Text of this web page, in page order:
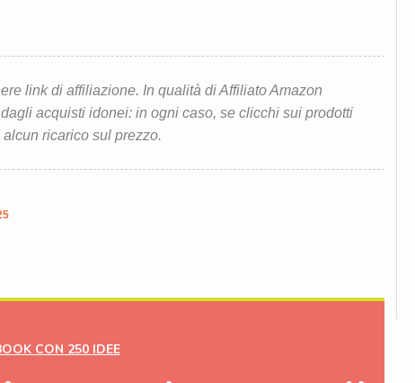
link di affiliazione. In qualità di Affiliato Amazon
acquisti idonei: in ogni caso, se clicchi sui prodotti
ricarico sul prezzo.
CON 250 IDEE